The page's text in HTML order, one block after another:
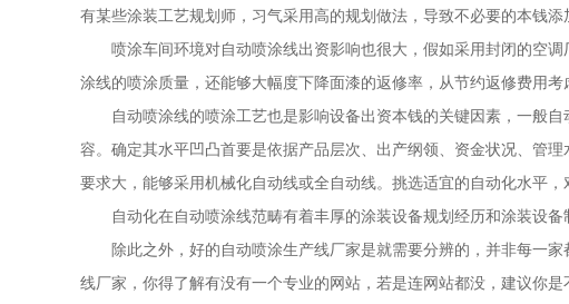
有某些涂装工艺规划师，习气采用高的规划做法，导致不必要的本钱
喷涂车间环境对自动喷涂线出资影响也很大，假如采用封闭的空调
涂线的喷涂质量，还能够大幅度下降面漆的返修率，从节约返修费用
自动喷涂线的喷涂工艺也是影响设备出资本钱的关键因素，一般自
容。确定其水平凹凸首要是依据产品层次、出产纲领、资金状况、管
要求大，能够采用机械化自动线或全自动线。挑选适宜的自动化水平，
自动化在自动喷涂线范畴有着丰厚的涂装设备规划经历和涂装设备
除此之外，好的自动喷涂生产线厂家是就需要分辨的，并非每一家
线厂家，你得了解有没有一个专业的网站，若是连网站都没，建议你